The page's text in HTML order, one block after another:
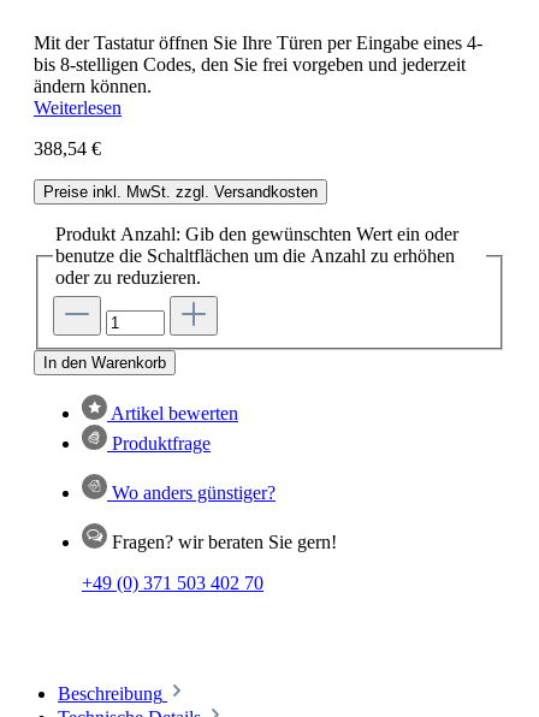
Mit der Tastatur öffnen Sie Ihre Türen per Eingabe eines 4-
bis 8-stelligen Codes, den Sie frei vorgeben und jederzeit
ändern können.
Weiterlesen
388,54 €
Preise inkl. MwSt. zzgl. Versandkosten
Produkt Anzahl: Gib den gewünschten Wert ein oder
benutze die Schaltflächen um die Anzahl zu erhöhen
oder zu reduzieren.
In den Warenkorb
Artikel bewerten
Produktfrage
Wo anders günstiger?
Fragen? wir beraten Sie gern!
+49 (0) 371 503 402 70
Beschreibung